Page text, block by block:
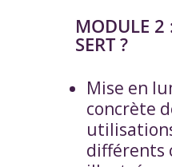
MODULE 2
SERT ?
Mise en
concrète
différents